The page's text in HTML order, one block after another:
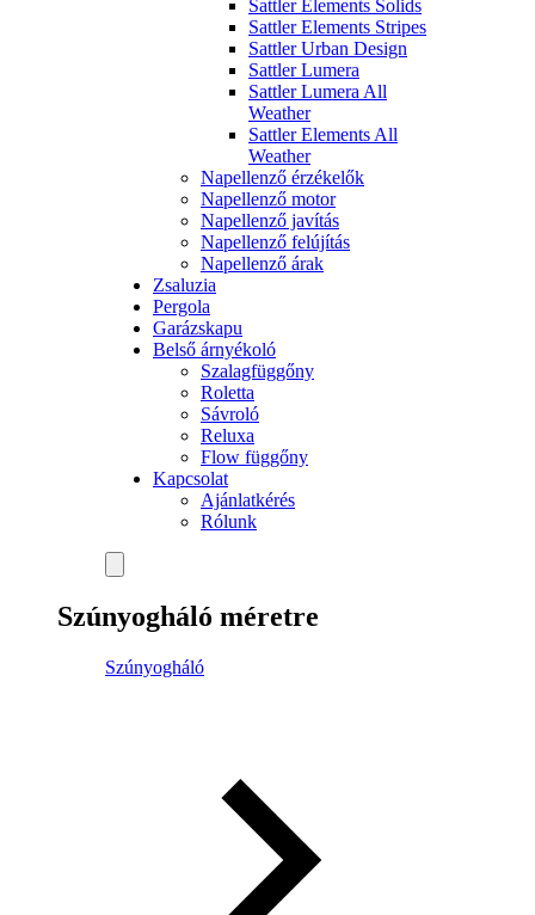
Sattler Elements Solids
Sattler Elements Stripes
Sattler Urban Design
Sattler Lumera
Sattler Lumera All
Weather
Sattler Elements All
Weather
Napellenző érzékelők
Napellenző motor
Napellenző javítás
Napellenző felújítás
Napellenző árak
Zsaluzia
Pergola
Garázskapu
Belső árnyékoló
Szalagfüggőny
Roletta
Sávroló
Reluxa
Flow függőny
Kapcsolat
Ajánlatkérés
Rólunk
Szúnyogháló méretre
Szúnyogháló